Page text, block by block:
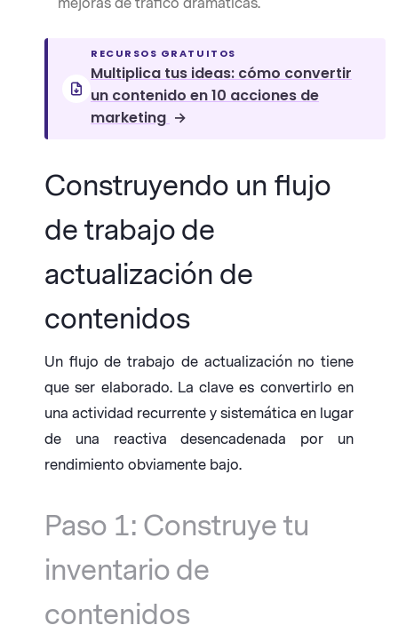
mejoras de tráfico dramáticas.
RECURSOS GRATUITOS
Multiplica tus ideas: cómo convertir
un contenido en 10 acciones de
marketing →
Construyendo un flujo
de trabajo de
actualización de
contenidos
Un flujo de trabajo de actualización no tiene
que ser elaborado. La clave es convertirlo en
una actividad recurrente y sistemática en lugar
de una reactiva desencadenada por un
rendimiento obviamente bajo.
Paso 1: Construye tu
inventario de
contenidos